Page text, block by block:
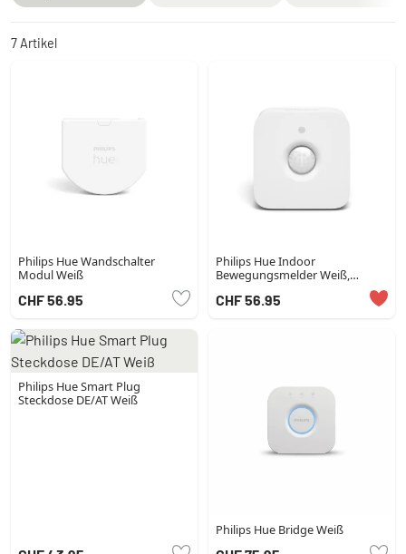
7 Artikel
Philips Hue Wandschalter
Modul Weiß
CHF 56.95
Philips Hue Indoor
Bewegungsmelder Weiß,
CHF 56.95
Philips Hue Smart Plug
Steckdose DE/AT Weiß
Philips Hue Bridge Weiß